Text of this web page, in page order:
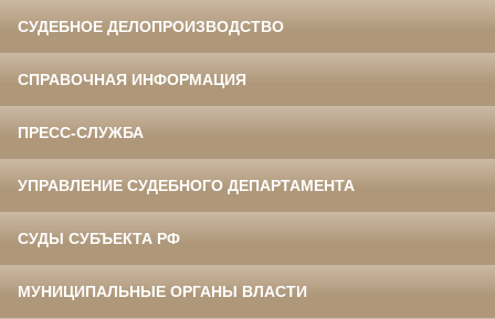
СУДЕБНОЕ ДЕЛОПРОИЗВОДСТВО
СПРАВОЧНАЯ ИНФОРМАЦИЯ
ПРЕСС-СЛУЖБА
УПРАВЛЕНИЕ СУДЕБНОГО ДЕПАРТАМЕНТА
СУДЫ СУБЪЕКТА РФ
МУНИЦИПАЛЬНЫЕ ОРГАНЫ ВЛАСТИ